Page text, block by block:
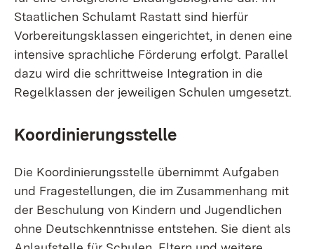
Staatlichen Schulamt Rastatt sind hierfür
Vorbereitungsklassen eingerichtet, in denen eine
intensive sprachliche Förderung erfolgt. Parallel
dazu wird die schrittweise Integration in die
Regelklassen der jeweiligen Schulen umgesetzt.
Koordinierungsstelle
Die Koordinierungsstelle übernimmt Aufgaben
und Fragestellungen, die im Zusammenhang mit
der Beschulung von Kindern und Jugendlichen
ohne Deutschkenntnisse entstehen. Sie dient als